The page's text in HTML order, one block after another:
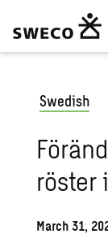
Swedish
röster
March 31,